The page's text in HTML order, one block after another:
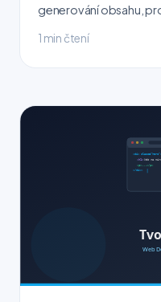
generování obsahu,
1 min čtení